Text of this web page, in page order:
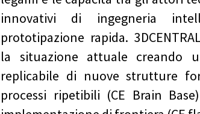
innovativi di ingegneria
prototipazione rapida.
la situazione attuale creando
replicabile di nuove strutture
processi ripetibili (CE Brain